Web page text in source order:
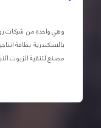
وهي واحده من شركات
مصنع لتنقية الزيوت